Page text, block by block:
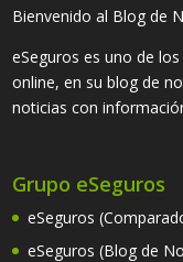
Bienvenido al Blog de
eSeguros es uno de
online, en su blog de
noticias con
Grupo eSeguros
eSeguros
eSeguros (Blog de